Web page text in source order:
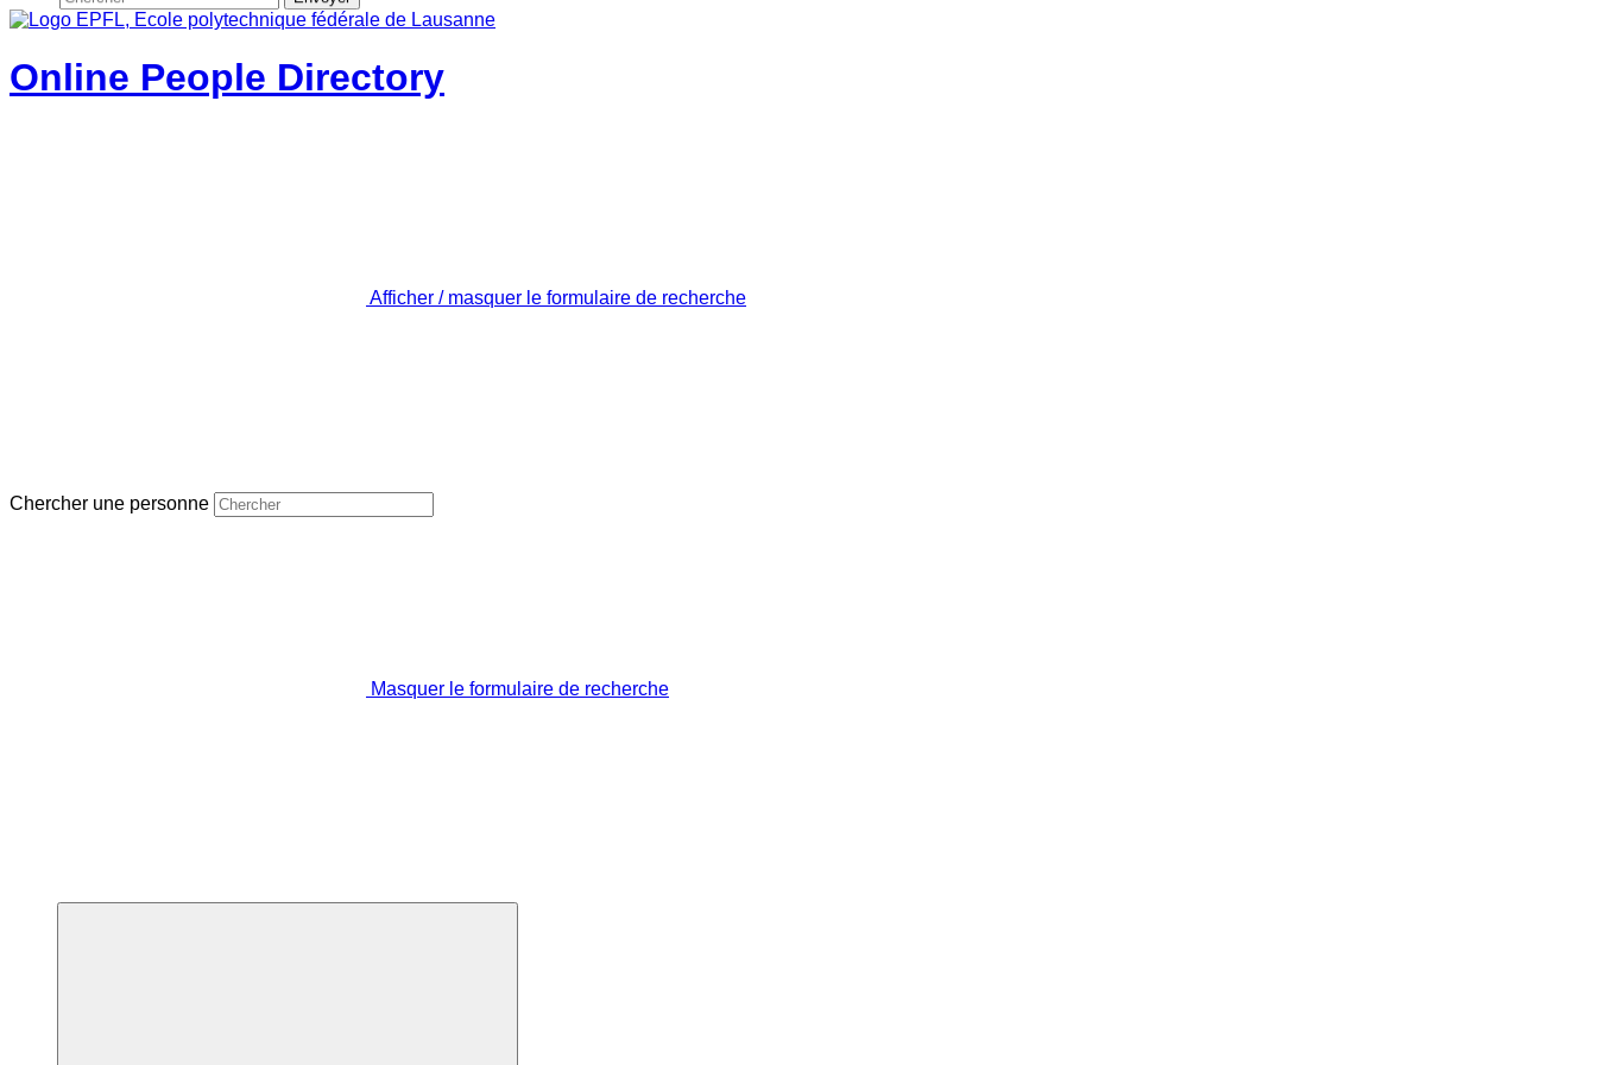
Online People Directory
Afficher / masquer le formulaire de recherche
Chercher une personne
Masquer le formulaire de recherche